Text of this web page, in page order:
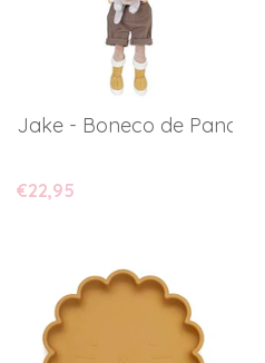
Jake - Boneco de Pano
€22,95